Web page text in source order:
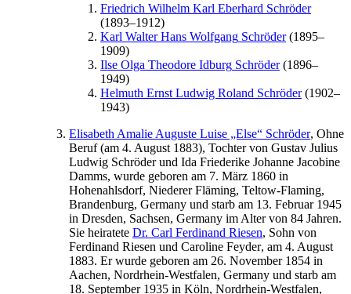
Friedrich Wilhelm Karl Eberhard Schröder
(1893–1912)
Karl Walter Hans Wolfgang Schröder(1895–
1909)
Ilse Olga Theodore Idburg Schröder(1896–
1949)
Helmuth Ernst Ludwig Roland Schröder(1902–
1943)
Elisabeth Amalie Auguste Luise „Else“ Schröder, Ohne
Beruf (am 4. August 1883), Tochter von Gustav Julius
Ludwig Schröderund Ida Friederike Johanne Jacobine
Damms, wurde geboren am 7. März 1860 in
Hohenahlsdorf, Niederer Fläming, Teltow-Flaming,
Brandenburg, Germany und starb am 13. Februar 1945
in Dresden, Sachsen, Germany im Alter von 84 Jahren.
Sie heiratete Dr. Carl Ferdinand Riesen, Sohn von
Ferdinand Riesen und Caroline Feyder, am 4. August
1883. Er wurde geboren am 26. November 1854 in
Aachen, Nordrhein-Westfalen, Germany und starb am
18. September 1935 in Köln, Nordrhein-Westfalen,